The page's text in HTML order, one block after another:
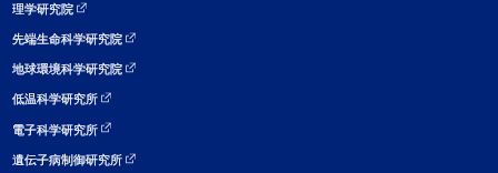
理学研究院
先端生命科学研究院
地球環境科学研究院
低温科学研究所
電子科学研究所
遺伝子病制御研究所